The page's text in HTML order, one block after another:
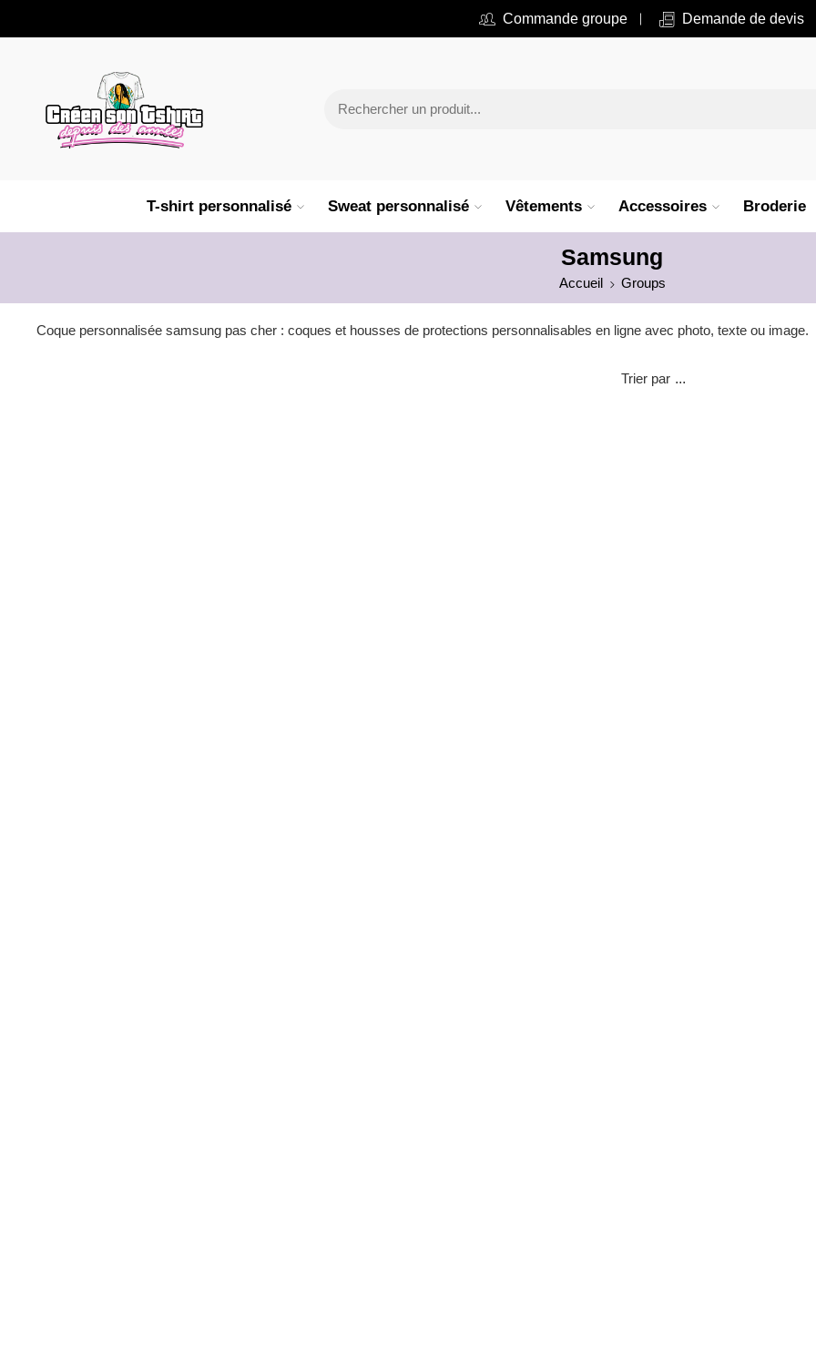
Commande groupe Demande de devis
T-shirt personnalisé Sweat personnalisé Vêtements Accessoires Broderie
Samsung
Accueil Groups
Coque personnalisée samsung pas cher : coques et housses de protections personnalisables en ligne avec photo, texte ou image.
Trier par ...